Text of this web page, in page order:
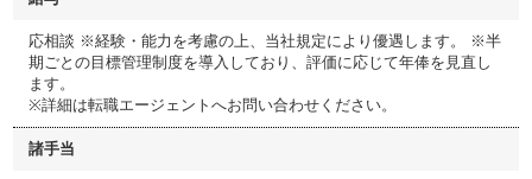
応相談 ※経験・能力を考慮の上、当社規定により優遇します。 ※半
期ごとの目標管理制度を導入しており、評価に応じて年俸を見直し
ます。
※詳細は転職エージェントへお問い合わせください。
諸手当